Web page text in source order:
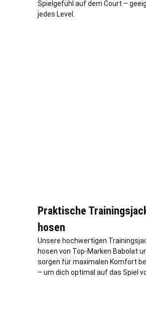
Spielgefühl auf dem Court –
jedes Level.
Praktische
hosen
Unsere hochwertigen
hosen von Top-Marken Babolat
sorgen für maximalen Komfort
– um dich optimal auf das Spiel